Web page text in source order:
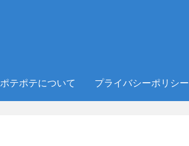
ポテポテについて プライバシーポリシー